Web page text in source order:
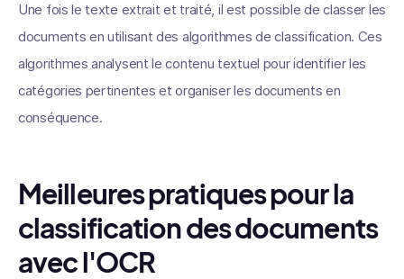
Une fois le texte extrait et traité, il est possible de classer les
documents en utilisant des algorithmes de classification. Ces
algorithmes analysent le contenu textuel pour identifier les
catégories pertinentes et organiser les documents en
conséquence.
Meilleures pratiques pour la
classification des documents
avec l'OCR